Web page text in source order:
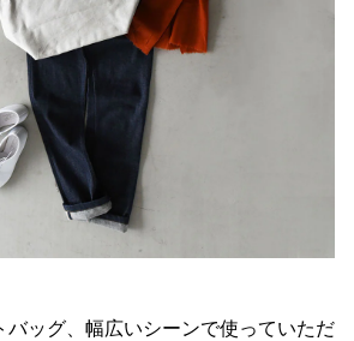
バッグ、幅広いシーンで使っていただ